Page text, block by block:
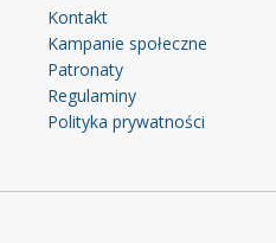
Kontakt
Kampanie społeczne
Patronaty
Regulaminy
Polityka prywatności